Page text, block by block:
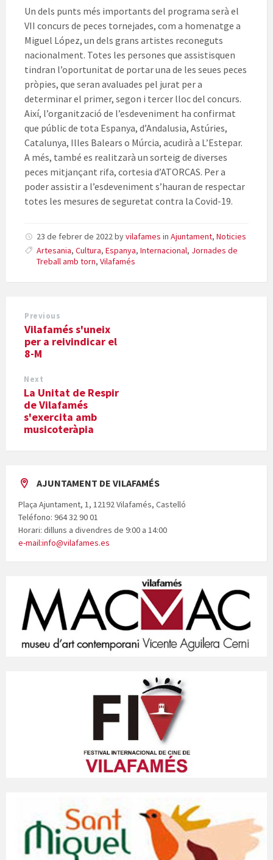
Un dels punts més importants del programa serà el
VII concurs de peces tornejades, com a homenatge a
Miguel López, un dels grans artistes reconeguts
nacionalment. Totes les persones que assistisquen
tindran l’oportunitat de portar una de les seues peces
pròpies, que seran avaluades pel jurat per a
determinar el primer, segon i tercer lloc del concurs.
Així, l’organització de l’esdeveniment ha confirmat
que públic de tota Espanya, d’Andalusia, Astúries,
Catalunya, Illes Balears o Múrcia, acudirà a L’Estepar.
A més, també es realitzarà un sorteig de diverses
peces mitjançant rifa, cortesia d’ATORCAS. Per a
poder assistir a l’esdeveniment s’hauran de respectar
totes les mesures de seguretat contra la Covid-19.
23 de febrer de 2022byvilafames in Ajuntament, Noticies
Artesania, Cultura, Espanya, Internacional, Jornades de
Treball amb torn, Vilafamés
Previous
Vilafamés s'uneix
per a reivindicar el
8-M
Next
La Unitat de Respir
de Vilafamés
s'exercita amb
musicoteràpia
AJUNTAMENT DE VILAFAMÉS
Plaça Ajuntament, 1, 12192 Vilafamés, Castelló
Teléfono: 964 32 90 01
Horari: dilluns a divendres de 9:00 a 14:00
e-mail:info@vilafames.es